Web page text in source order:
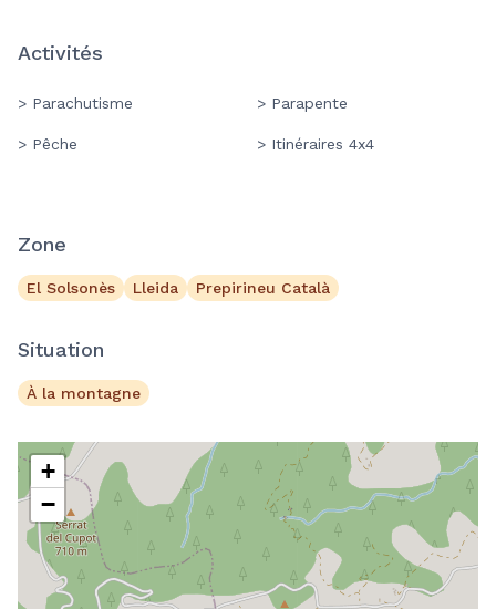
Activités
> Parachutisme > Parapente
> Pêche > Itinéraires 4x4
Zone
El Solsonès Lleida Prepirineu Català
Situation
À la montagne
+
−